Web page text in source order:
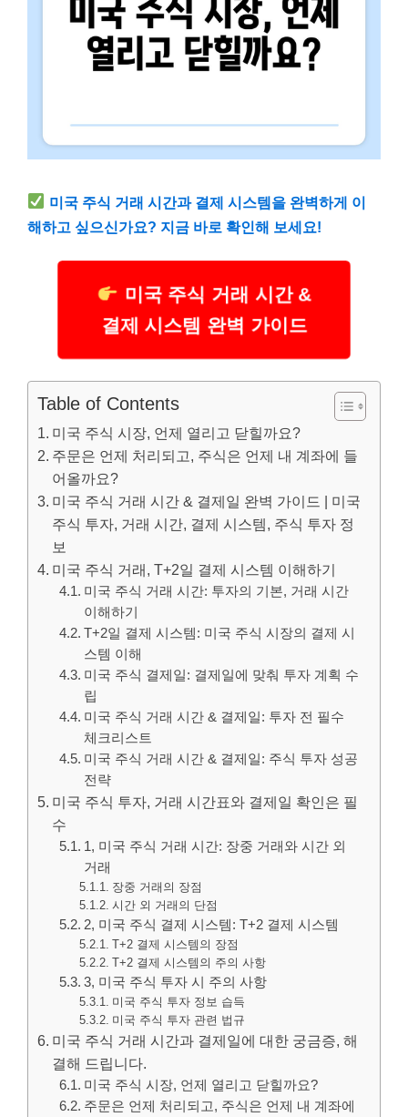
미국 주식 거래 시간과 결제 시스템을 완벽하게 이
해하고 싶으신가요? 지금 바로 확인해 보세요!
미국 주식 거래 시간 &
결제 시스템 완벽 가이드
Table of Contents
미국 주식 시장, 언제 열리고 닫힐까요?
주문은 언제 처리되고, 주식은 언제 내 계좌에 들
어올까요?
미국 주식 거래 시간 & 결제일 완벽 가이드 | 미국
주식 투자, 거래 시간, 결제 시스템, 주식 투자 정
보
미국 주식 거래, T+2일 결제 시스템 이해하기
미국 주식 거래 시간: 투자의 기본, 거래 시간
이해하기
T+2일 결제 시스템: 미국 주식 시장의 결제 시
스템 이해
미국 주식 결제일: 결제일에 맞춰 투자 계획 수
립
미국 주식 거래 시간 & 결제일: 투자 전 필수
체크리스트
미국 주식 거래 시간 & 결제일: 주식 투자 성공
전략
미국 주식 투자, 거래 시간표와 결제일 확인은 필
수
1, 미국 주식 거래 시간: 장중 거래와 시간 외
거래
장중 거래의 장점
시간 외 거래의 단점
2, 미국 주식 결제 시스템: T+2 결제 시스템
T+2 결제 시스템의 장점
T+2 결제 시스템의 주의 사항
3, 미국 주식 투자 시 주의 사항
미국 주식 투자 정보 습득
미국 주식 투자 관련 법규
미국 주식 거래 시간과 결제일에 대한 궁금증, 해
결해 드립니다.
미국 주식 시장, 언제 열리고 닫힐까요?
주문은 언제 처리되고, 주식은 언제 내 계좌에